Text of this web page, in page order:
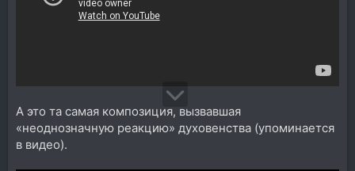
А это та самая композиция, вызвавшая
«неоднозначную реакцию» духовенства (упоминается
в видео).